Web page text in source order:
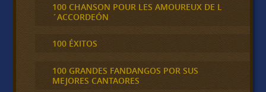
100 CHANSON POUR LES AMOUREUX DE L
´ACCORDEÓN
100 ÉXITOS
100 GRANDES FANDANGOS POR SUS
MEJORES CANTAORES